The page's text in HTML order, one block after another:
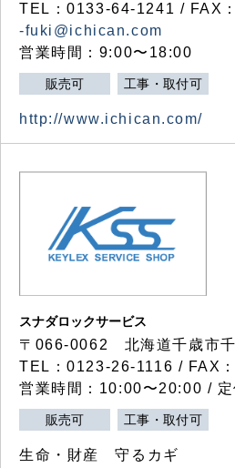
TEL：0133-64-1241 / FAX
-fuki@ichican.com
営業時間：9:00〜18:00
販売可 工事・取付可
http://www.ichican.com/
スナダロックサービス
〒066-0062 北海道千歳市
TEL：0123-26-1116 / FAX
営業時間：10:00〜20:00 / 定
販売可 工事・取付可
生命・財産 守るカギ